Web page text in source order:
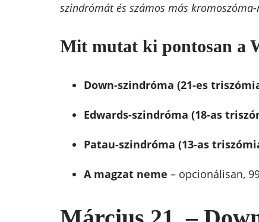
szindrómát és számos más
Mit mutat ki pontosan a
Down-szindróma (21-es
Edwards-szindróma (18-as
Patau-szindróma (13-as
A magzat neme – opcionálisan,